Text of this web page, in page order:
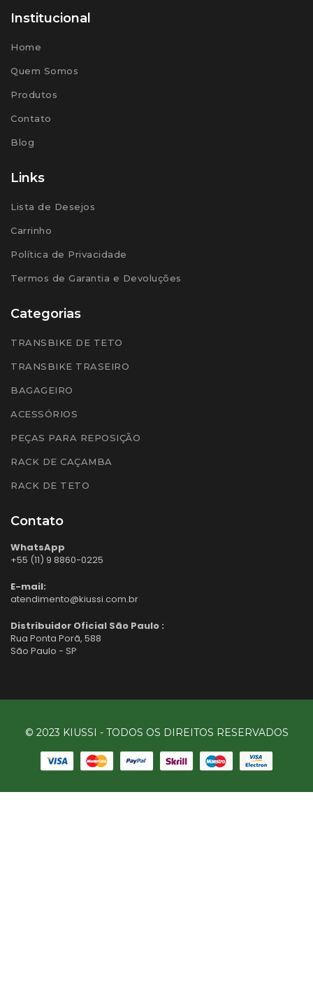
Institucional
Home
Quem Somos
Produtos
Contato
Blog
Links
Lista de Desejos
Carrinho
Política de Privacidade
Termos de Garantia e Devoluções
Categorias
TRANSBIKE DE TETO
TRANSBIKE TRASEIRO
BAGAGEIRO
ACESSÓRIOS
PEÇAS PARA REPOSIÇÃO
RACK DE CAÇAMBA
RACK DE TETO
Contato
WhatsApp
+55 (11) 9 8860-0225
E-mail:
atendimento@kiussi.com.br
Distribuidor Oficial São Paulo :
Rua Ponta Porã, 588
São Paulo - SP
© 2023 KIUSSI - TODOS OS DIREITOS RESERVADOS